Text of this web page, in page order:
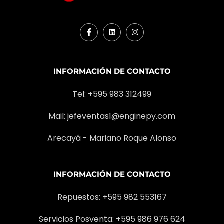
24
Max. Drawbar pull (Laden/unladen)
Tyre
27
28
30
Wheelbase
31
Fuel tank capacity
32
Self weight
INFORMACIÓN DE CONTACTO
Tel: +595 983 312499
Mail: jefeventas1@enginepy.com
Arecayá - Mariano Roque Alonso
INFORMACIÓN DE CONTACTO
Repuestos: +595 982 553167
Servicios Posventa: +595 986 976 624